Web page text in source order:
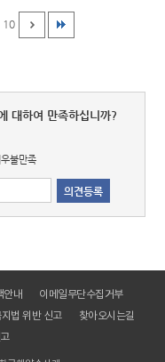
10
대하여 만족하십니까?
불만족
안내
이메일무단수집거부
법 위반 신고
찾아오시는길